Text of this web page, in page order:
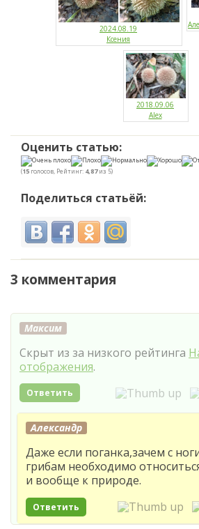
2024.08.19
Ксения
2018.09.06
Alex
Оценить статью:
(15 голосов, Рейтинг: 4,87из 5)
Поделиться статьёй:
3 комментария
Максим
Скрыт из за низкого рейтинга
отображения.
Ответить
Александр
Даже если поганка,зачем с
грибам необходимо
и вообще к природе.
Ответить